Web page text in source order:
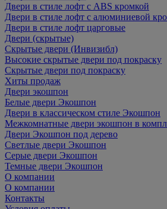
Двери в стиле лофт с ABS кромкой
Двери в стиле лофт с алюминиевой
Двери в стиле лофт царговые
Двери (скрытые)
Скрытые двери (Инвизибл)
Высокие скрытые двери под покраску
Скрытые двери под покраску
Хиты продаж
Двери экошпон
Белые двери Экошпон
Двери в классическом стиле Экошпон
Межкомнатные двери экошпон в
Двери Экошпон под дерево
Светлые двери Экошпон
Серые двери Экошпон
Темные двери Экошпон
О компании
О компании
Контакты